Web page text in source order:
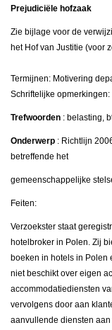
Prejudiciële hofzaak
Zie bijlage voor de
het Hof van Justitie (voor
Termijnen: Motivering
Schriftelijke
Trefwoorden : belasting,
Onderwerp : Richtlijn
betreffende het
gemeenschappelijke
Feiten:
Verzoekster staat
hotelbroker in Polen. Zij
boeken in hotels in Polen
niet beschikt over eigen
accommodatiediensten
vervolgens door aan
aanvullende diensten